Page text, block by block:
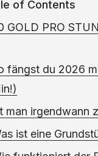
of Contents
GOLD PRO
fängst du 2026
man irgendwann
ist eine